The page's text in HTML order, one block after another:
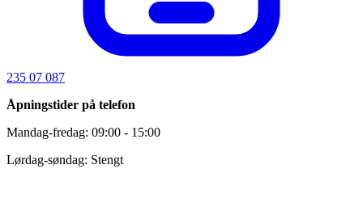
235 07 087
Åpningstider på telefon
Mandag-fredag: 09:00 - 15:00
Lørdag-søndag: Stengt